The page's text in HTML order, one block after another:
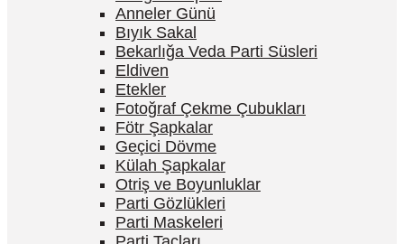
Anneler Günü
Bıyık Sakal
Bekarlığa Veda Parti Süsleri
Eldiven
Etekler
Fotoğraf Çekme Çubukları
Fötr Şapkalar
Geçici Dövme
Külah Şapkalar
Otriş ve Boyunluklar
Parti Gözlükleri
Parti Maskeleri